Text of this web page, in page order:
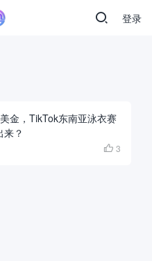
登录
金，TikTok东南亚泳衣赛
？
 3